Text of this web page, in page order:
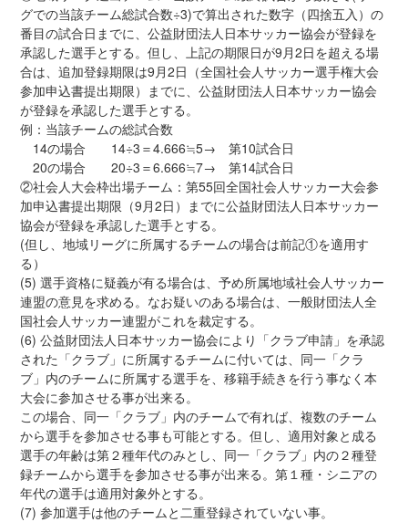
グでの当該チーム総試合数÷3)で算出された数字（四捨五入）の
番目の試合日までに、公益財団法人日本サッカー協会が登録を
承認した選手とする。但し、上記の期限日が9月2日を超える場
合は、追加登録期限は9月2日（全国社会人サッカー選手権大会
参加申込書提出期限）までに、公益財団法人日本サッカー協会
が登録を承認した選手とする。
例：当該チームの総試合数
14の場合 14÷3＝4.666≒5→ 第10試合日
20の場合 20÷3＝6.666≒7→ 第14試合日
②社会人大会枠出場チーム：第55回全国社会人サッカー大会参
加申込書提出期限（9月2日）までに公益財団法人日本サッカー
協会が登録を承認した選手とする。
(但し、地域リーグに所属するチームの場合は前記①を適用す
る）
(5) 選手資格に疑義が有る場合は、予め所属地域社会人サッカー
連盟の意見を求める。なお疑いのある場合は、一般財団法人全
国社会人サッカー連盟がこれを裁定する。
(6) 公益財団法人日本サッカー協会により「クラブ申請」を承認
された「クラブ」に所属するチームに付いては、同一「クラ
ブ」内のチームに所属する選手を、移籍手続きを行う事なく本
大会に参加させる事が出来る。
この場合、同一「クラブ」内のチームで有れば、複数のチーム
から選手を参加させる事も可能とする。但し、適用対象と成る
選手の年齢は第２種年代のみとし、同一「クラブ」内の２種登
録チームから選手を参加させる事が出来る。第１種・シニアの
年代の選手は適用対象外とする。
(7) 参加選手は他のチームと二重登録されていない事。